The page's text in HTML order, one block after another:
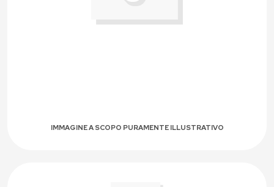
IMMAGINE A SCOPO PURAMENTE ILLUSTRATIVO